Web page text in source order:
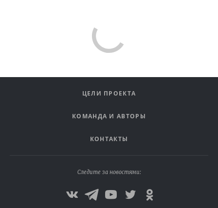
ЦЕЛИ ПРОЕКТА
КОМАНДА И АВТОРЫ
КОНТАКТЫ
Следите за новостями: